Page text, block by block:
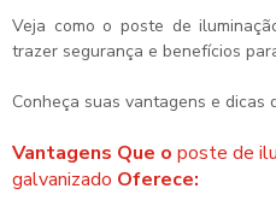
Veja como o poste de
trazer segurança e benefícios
Conheça suas vantagens e dicas
Vantagens Que o poste de
galvanizado Oferece: